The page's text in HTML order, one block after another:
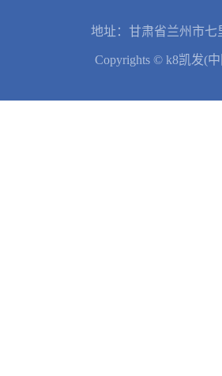
地址：甘肃省兰州市
Copyrights © k8凯发(